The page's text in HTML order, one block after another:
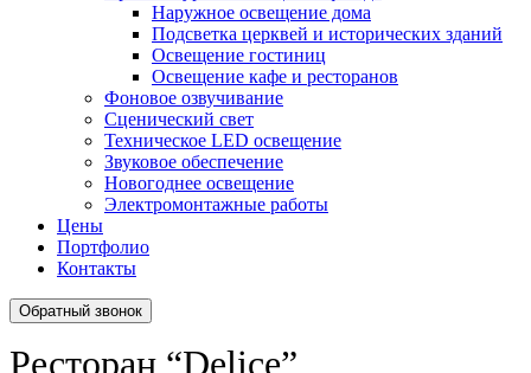
Наружное освещение дома
Подсветка церквей и исторических зданий
Освещение гостиниц
Освещение кафе и ресторанов
Фоновое озвучивание
Сценический свет
Техническое LED освещение
Звуковое обеспечение
Новогоднее освещение
Электромонтажные работы
Цены
Портфолио
Контакты
Обратный звонок
Ресторан “Delice”